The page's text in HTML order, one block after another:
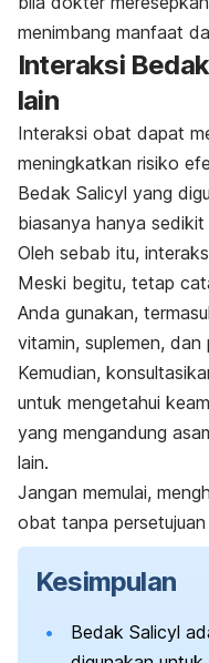
menimbang manfaat
Interaksi
lain
Interaksi obat dapat
meningkatkan risiko
Bedak Salicyl yang
biasanya hanya
Oleh sebab itu,
Meski begitu, tetap
Anda gunakan,
vitamin, suplemen, dan
Kemudian,
untuk mengetahui
yang mengandung
lain.
Jangan memulai,
obat tanpa
Kesimpulan
Bedak Salicyl